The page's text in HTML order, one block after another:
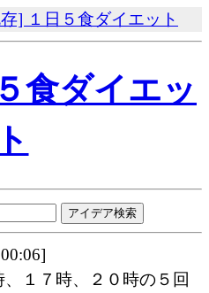
] １日５食ダイエット
食ダイエッ
ト
１７時、２０時の５回